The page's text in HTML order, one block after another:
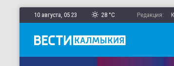
10 августа, 05 23 28 °C Редакция: